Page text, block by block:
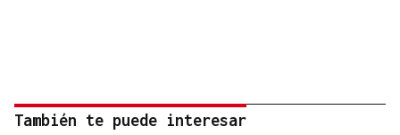
También te puede interesar